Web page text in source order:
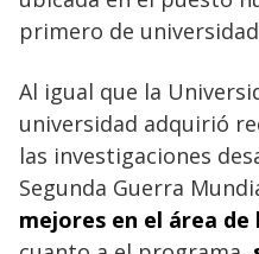
primero de
Al igual que la
universidad adquirió
las investigaciones
Segunda Guerra
mejores en el área de